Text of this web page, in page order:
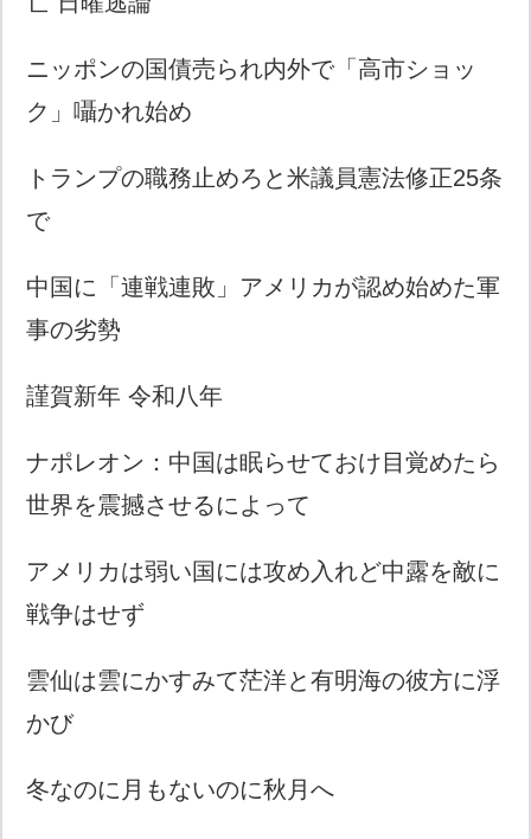
ニッポンの国債売られ内外で「高市ショッ
ク」囁かれ始め
トランプの職務止めろと米議員憲法修正25条
で
中国に「連戦連敗」アメリカが認め始めた軍
事の劣勢
謹賀新年 令和八年
ナポレオン：中国は眠らせておけ目覚めたら
世界を震撼させるによって
アメリカは弱い国には攻め入れど中露を敵に
戦争はせず
雲仙は雲にかすみて茫洋と有明海の彼方に浮
かび
冬なのに月もないのに秋月へ